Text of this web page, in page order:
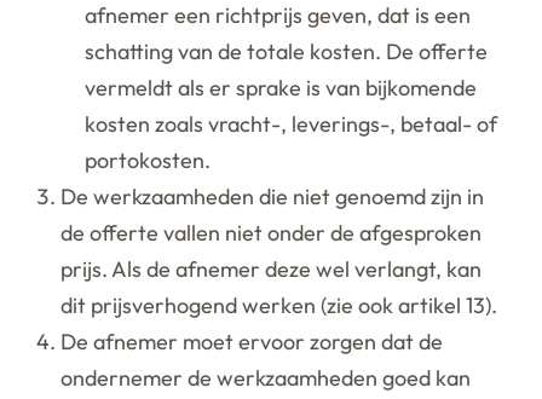
afnemer een richtprijs geven, dat is een
schatting van de totale kosten. De offerte
vermeldt als er sprake is van bijkomende
kosten zoals vracht-, leverings-, betaal- of
portokosten.
De werkzaamheden die niet genoemd zijn in
de offerte vallen niet onder de afgesproken
prijs. Als de afnemer deze wel verlangt, kan
dit prijsverhogend werken (zie ook artikel 13).
De afnemer moet ervoor zorgen dat de
ondernemer de werkzaamheden goed kan